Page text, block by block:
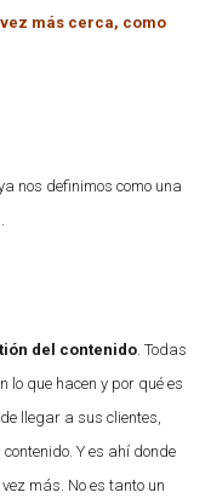
más cerca, como
nos definimos como una
del contenido . Todas
que hacen y por qué es
llegar a sus clientes,
Y es ahí donde
más. No es tanto un